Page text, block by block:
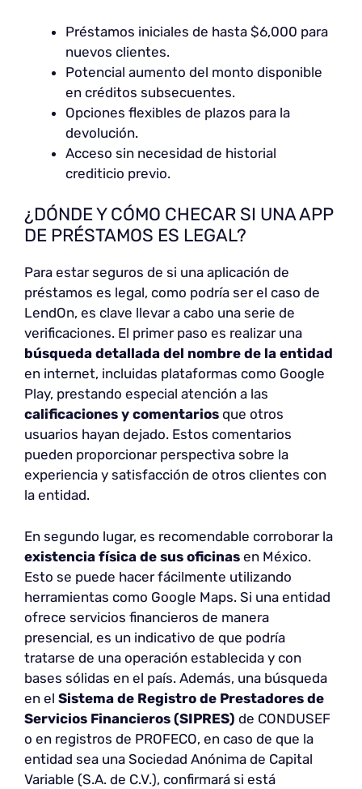
Préstamos iniciales de hasta $6,000 para
nuevos clientes.
Potencial aumento del monto disponible
en créditos subsecuentes.
Opciones flexibles de plazos para la
devolución.
Acceso sin necesidad de historial
crediticio previo.
¿DÓNDE Y CÓMO CHECAR SI UNA APP
DE PRÉSTAMOS ES LEGAL?
Para estar seguros de si una aplicación de
préstamos es legal, como podría ser el caso de
LendOn, es clave llevar a cabo una serie de
verificaciones. El primer paso es realizar una
búsqueda detallada del nombre de la entidad
en internet, incluidas plataformas como Google
Play, prestando especial atención a las
calificaciones y comentarios que otros
usuarios hayan dejado. Estos comentarios
pueden proporcionar perspectiva sobre la
experiencia y satisfacción de otros clientes con
la entidad.
En segundo lugar, es recomendable corroborar la
existencia física de sus oficinas en México.
Esto se puede hacer fácilmente utilizando
herramientas como Google Maps. Si una entidad
ofrece servicios financieros de manera
presencial, es un indicativo de que podría
tratarse de una operación establecida y con
bases sólidas en el país. Además, una búsqueda
en el Sistema de Registro de Prestadores de
Servicios Financieros (SIPRES) de CONDUSEF
o en registros de PROFECO, en caso de que la
entidad sea una Sociedad Anónima de Capital
Variable (S.A. de C.V.), confirmará si está